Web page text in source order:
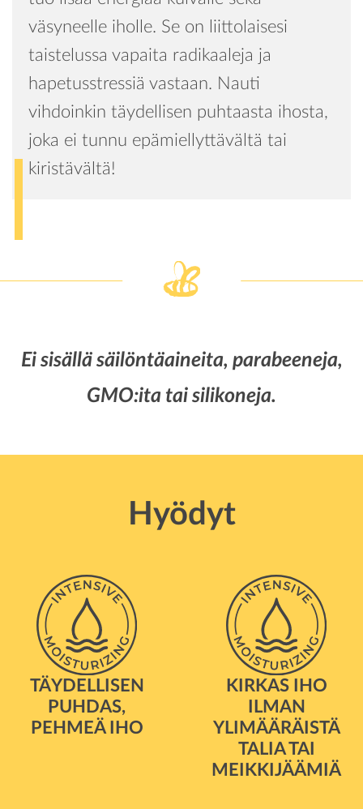
väsyneelle iholle. Se on liittolaisesi
taistelussa vapaita radikaaleja ja
hapetusstressiä vastaan. Nauti
vihdoinkin täydellisen puhtaasta ihosta,
joka ei tunnu epämiellyttävältä tai
kiristävältä!
Ei sisällä säilöntäaineita, parabeeneja,
GMO:ita tai silikoneja.
Hyödyt
TÄYDELLISEN
PUHDAS,
PEHMEÄ IHO
KIRKAS IHO
ILMAN
YLIMÄÄRÄISTÄ
TALIA TAI
MEIKKIJÄÄMIÄ